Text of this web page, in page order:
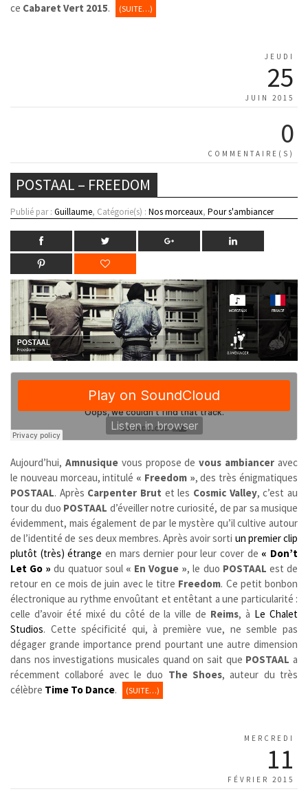
ce Cabaret Vert 2015. (SUITE…)
JEUDI
25
JUIN 2015
0
COMMENTAIRE(S)
POSTAAL – FREEDOM
Publié par : Guillaume, Catégorie(s) : Nos morceaux, Pour s'ambiancer
Aujourd’hui, Amnusiquevous propose devous ambiancer avec
le nouveau morceau, intitulé « Freedom », des très énigmatiques
POSTAAL. Après Carpenter Brut et les Cosmic Valley, c’est au
tour du duo POSTAAL d’éveiller notre curiosité, de par sa musique
évidemment, mais également de par le mystère qu’il cultive autour
de l’identité de ses deux membres. Après avoir sorti un premier clip
plutôt (très) étrange en mars dernier pour leur cover de « Don’t
Let Go » du quatuor soul « En Vogue », le duo POSTAAL est de
retour en ce mois de juin avec le titre Freedom. Ce petit bonbon
électronique au rythme envoûtant et entêtant a une particularité :
celle d’avoir été mixé du côté de la ville de Reims, à Le Chalet
Studios. Cette spécificité qui, à première vue, ne semble pas
dégager grande importance prend pourtant une autre dimension
dans nos investigations musicales quand on sait que POSTAAL a
récemment collaboré avec le duo The Shoes, auteur du très
célèbre Time To Dance. (SUITE…)
MERCREDI
11
FÉVRIER 2015